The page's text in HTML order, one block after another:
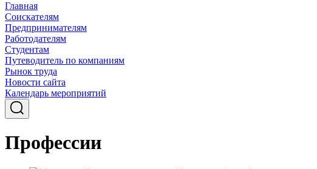
Главная
Соискателям
Предпринимателям
Работодателям
Студентам
Путеводитель по компаниям
Рынок труда
Новости сайта
Календарь мероприятий
Профессии